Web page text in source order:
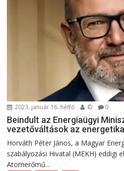
2023. január 16. hétfő © 0
Beindult az Energiaügyi
vezetőváltások az
Horváth Péter János, a Magyar
szabályozási Hivatal (MEKH) eddigi
Atomerőmű...